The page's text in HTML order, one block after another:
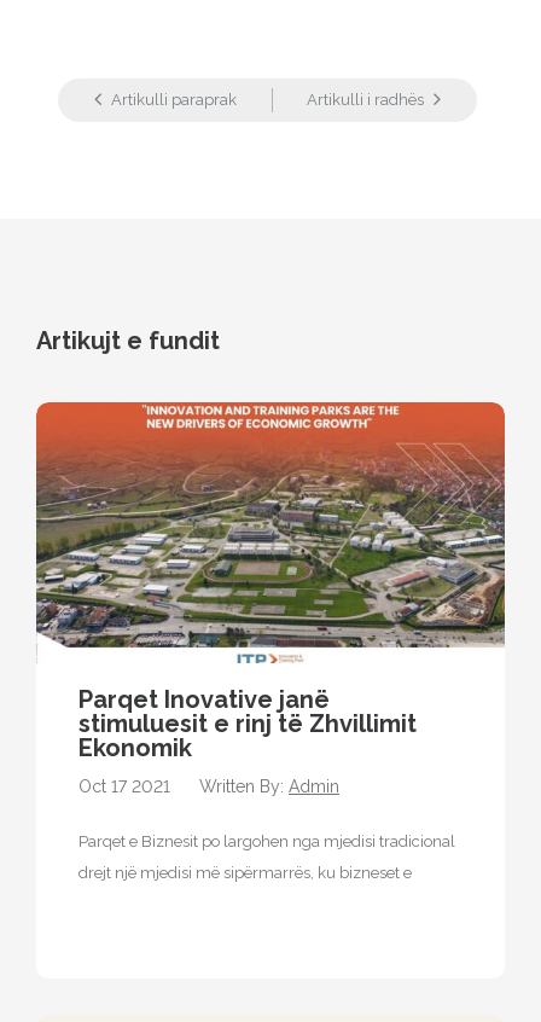
Artikulli paraprak Artikulli i radhës
Artikujt e fundit
Parqet Inovative janë
stimuluesit e rinj të Zhvillimit
Ekonomik
Oct 17 2021 Written By: Admin
Parqet e Biznesit po largohen nga mjedisi tradicional
drejt një mjedisi më sipërmarrës, ku bizneset e